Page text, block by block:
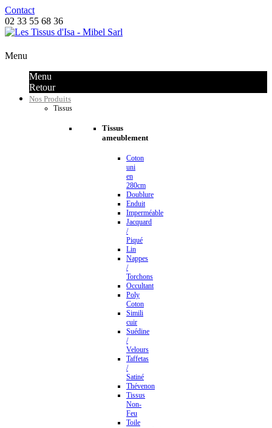
Contact
02 33 55 68 36
Menu
Menu
Retour
Nos Produits
Tissus
Tissus
ameublement
Coton
uni
en
280cm
Doublure
Enduit
Imperméable
Jacquard
/
Piqué
Lin
Nappes
/
Torchons
Occultant
Poly
Coton
Simili
cuir
Suédine
/
Velours
Taffetas
/
Satiné
Thévenon
Tissus
Non-
Feu
Toile